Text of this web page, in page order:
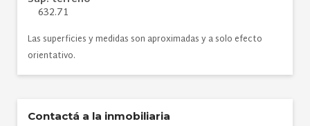
632.71
Las superficies y medidas son aproximadas y a solo efecto
orientativo.
Contactá a la inmobiliaria